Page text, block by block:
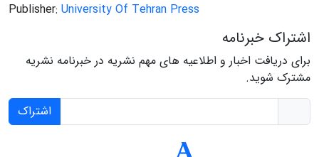
Publisher: University Of Tehran Press
اشتراک خبرنامه
برای دریافت اخبار و اطلاعیه های مهم نشریه در خبرنامه نشریه
مشترک شوید.
اشتراک